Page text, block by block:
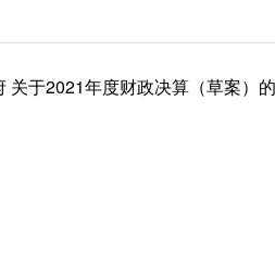
关于2021年度财政决算（草案）